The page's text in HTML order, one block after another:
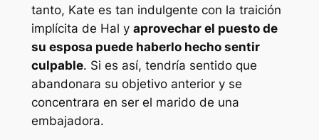
tanto, Kate es tan indulgente con la traición
implícita de Hal y aprovechar el puesto de
su esposa puede haberlo hecho sentir
culpable. Si es así, tendría sentido que
abandonara su objetivo anterior y se
concentrara en ser el marido de una
embajadora.